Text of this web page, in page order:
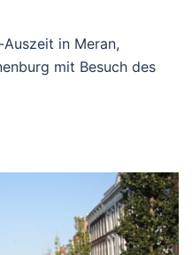
in Meran,
mit Besuch des